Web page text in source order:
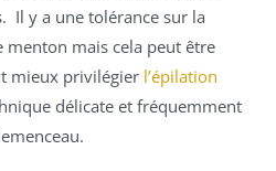
Il y a une tolérance sur la
menton mais cela peut être
mieux privilégier l’épilation
délicate et fréquemment